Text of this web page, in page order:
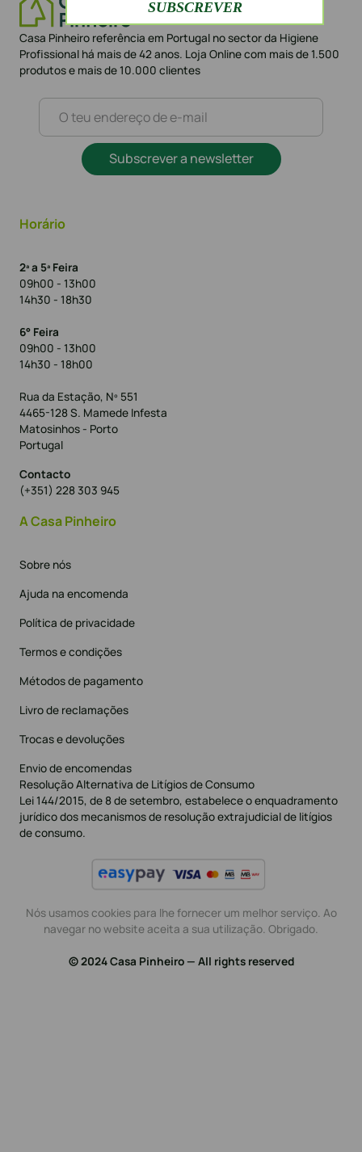
Casa Pinheiro referência em Portugal no sector da Higiene
Profissional há mais de 42 anos. Loja Online com mais de 1.500
produtos e mais de 10.000 clientes
Subscrever a newsletter
Horário
2ª a 5ª Feira
09h00 - 13h00
14h30 - 18h30
6° Feira
09h00 - 13h00
14h30 - 18h00
Rua da Estação, Nº 551
4465-128 S. Mamede Infesta
Matosinhos - Porto
Portugal
Contacto
(+351) 228 303 945
A Casa Pinheiro
Sobre nós
Ajuda na encomenda
Política de privacidade
Termos e condições
Métodos de pagamento
Livro de reclamações
Trocas e devoluções
Envio de encomendas
Resolução Alternativa de Litígios de Consumo
Lei 144/2015, de 8 de setembro, estabelece o enquadramento
jurídico dos mecanismos de resolução extrajudicial de litígios
de consumo.
Nós usamos cookies para lhe fornecer um melhor serviço. Ao
navegar no website aceita a sua utilização. Obrigado.
© 2024 Casa Pinheiro — All rights reserved